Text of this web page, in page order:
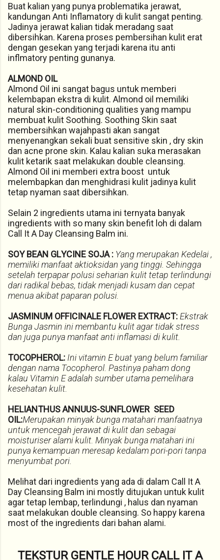
Buat kalian yang punya problematika jerawat,
kandungan Anti Inflamatory di kulit sangat penting.
Jadinya jerawat kalian tidak meradang saat
dibersihkan. Karena proses pembersihan kulit erat
dengan gesekan yang terjadi karena itu anti
inflmatory penting gunanya.
ALMOND OIL
Almond Oil ini sangat bagus untuk memberi
kelembapan ekstra di kulit. Almond oil memiliki
natural skin-conditioning qualities yang mampu
membuat kulit Soothing. Soothing Skin saat
membersihkan wajahpasti akan sangat
menyenangkan sekali buat sensitive skin , dry skin
dan acne prone skin. Kalau kalian suka merasakan
kulit ketarik saat melakukan double cleansing.
Almond Oil ini memberi extra boost untuk
melembapkan dan menghidrasi kulit jadinya kulit
tetap nyaman saat dibersihkan.
Selain 2 ingredients utama ini ternyata banyak
ingredients with so many skin benefit loh di dalam
Call It A Day Cleansing Balm ini.
SOY BEAN GLYCINE SOJA : Yang merupakan Kedelai ,
memiliki manfaat aktioksidan yang tinggi. Sehingga
setelah terpapar polusi seharian kulit tetap terlindungi
dari radikal bebas, tidak menjadi kusam dan cepat
menua akibat paparan polusi.
JASMINUM OFFICINALE FLOWER EXTRACT: Ekstrak
Bunga Jasmin ini membantu kulit agar tidak stress
dan juga punya manfaat anti inflamasi di kulit.
TOCOPHEROL: Ini vitamin E buat yang belum familiar
dengan nama Tocopherol. Pastinya paham dong
kalau Vitamin E adalah sumber utama pemelihara
kesehatan kulit.
HELIANTHUS ANNUUS-SUNFLOWER SEED
OIL:Merupakan minyak bunga matahari manfaatnya
untuk mencegah jerawat di kulit dan sebagai
moisturiser alami kulit. Minyak bunga matahari ini
punya kemampuan meresap kedalam pori-pori tanpa
menyumbat pori.
Melihat dari ingredients yang ada di dalam Call It A
Day Cleansing Balm ini mostly ditujukan untuk kulit
agar tetap lembap, terlindungi , halus dan nyaman
saat melakukan double cleansing. So happy karena
most of the ingredients dari bahan alami.
TEKSTUR GENTLE HOUR CALL IT A